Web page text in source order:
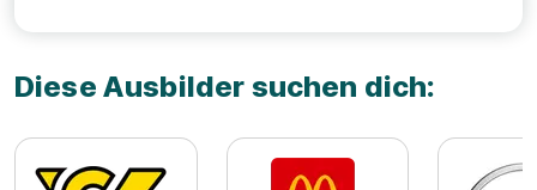
Diese Ausbilder suchen dich: